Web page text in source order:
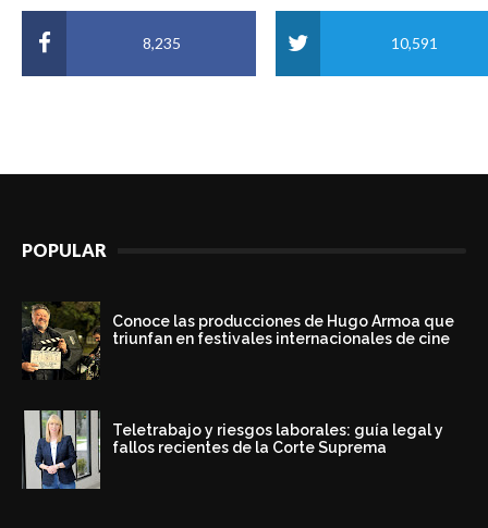
8,235 10,591
POPULAR
Conoce las producciones de Hugo Armoa que
triunfan en festivales internacionales de cine
Teletrabajo y riesgos laborales: guía legal y
fallos recientes de la Corte Suprema